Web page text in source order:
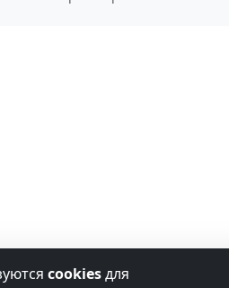
cookiesдля